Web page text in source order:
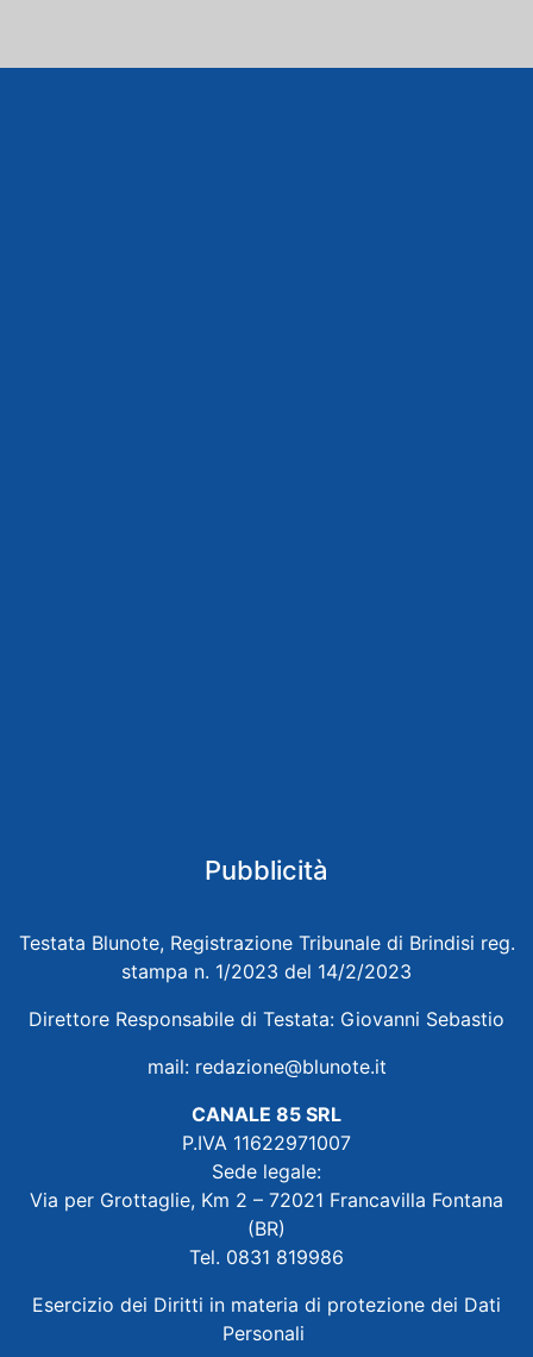
Pubblicità
Testata Blunote, Registrazione Tribunale di Brindisi reg.
stampa n. 1/2023 del 14/2/2023
Direttore Responsabile di Testata: Giovanni Sebastio
mail: redazione@blunote.it
CANALE 85 SRL
P.IVA 11622971007
Sede legale:
Via per Grottaglie, Km 2 – 72021 Francavilla Fontana
(BR)
Tel. 0831 819986
Esercizio dei Diritti in materia di protezione dei Dati
Personali